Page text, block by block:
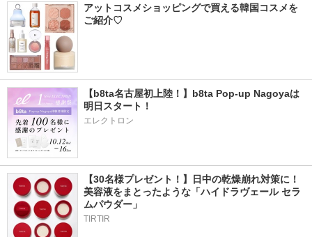
アットコスメショッピングで買える韓国コスメを
ご紹介♡
【b8ta名古屋初上陸！】b8ta Pop-up Nagoyaは
明日スタート！
エレクトロン
【30名様プレゼント！】日中の乾燥崩れ対策に！
美容液をまとったような「ハイドラヴェール セラ
ムパウダー」
TIRTIR